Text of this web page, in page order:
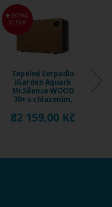
EXTRA
SLEVA
Tepelné čerpadlo
iGarden Aquark
Mr.Silence WOOD
30+ s chlazením,
82 159,00 Kč